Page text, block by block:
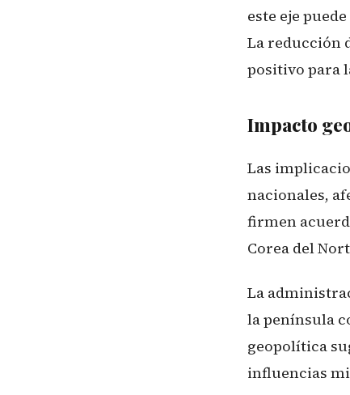
este eje
La reducción
positivo para
Impacto
Las
nacionales,
firmen
Corea del
La
la península
geopolítica
influencias